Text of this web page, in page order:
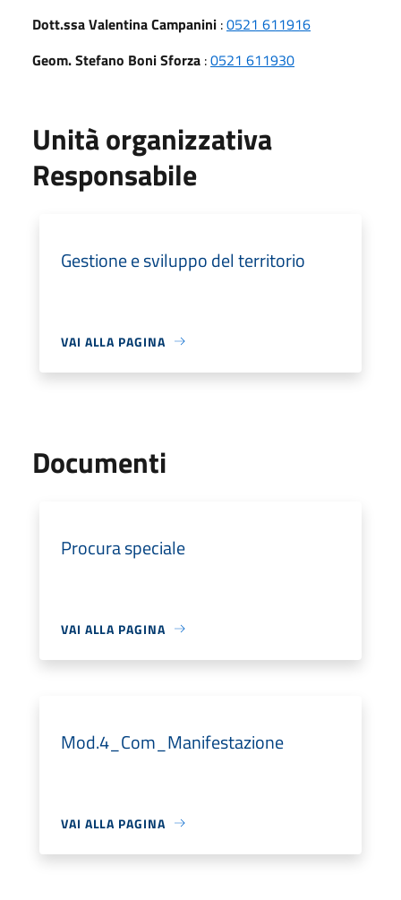
Dott.ssa Valentina Campanini :0521 611916
Geom. Stefano Boni Sforza :0521 611930
Unità organizzativa
Responsabile
Gestione e sviluppo del territorio
VAI ALLA PAGINA
Documenti
Procura speciale
VAI ALLA PAGINA
Mod.4_Com_Manifestazione
VAI ALLA PAGINA